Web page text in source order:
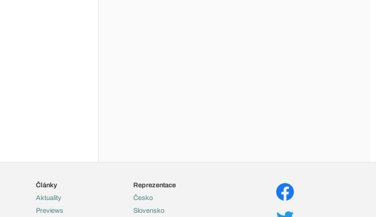
Články
Aktuality
Previews
Reprezentace
Česko
Slovensko